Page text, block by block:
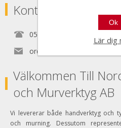
Kontakta
0525150890
order@nordictools.se
Välkommen Till
och Murverktyg AB
Vi levererar både handverktyg och
och murning. Dessutom
Ok
Lär dig